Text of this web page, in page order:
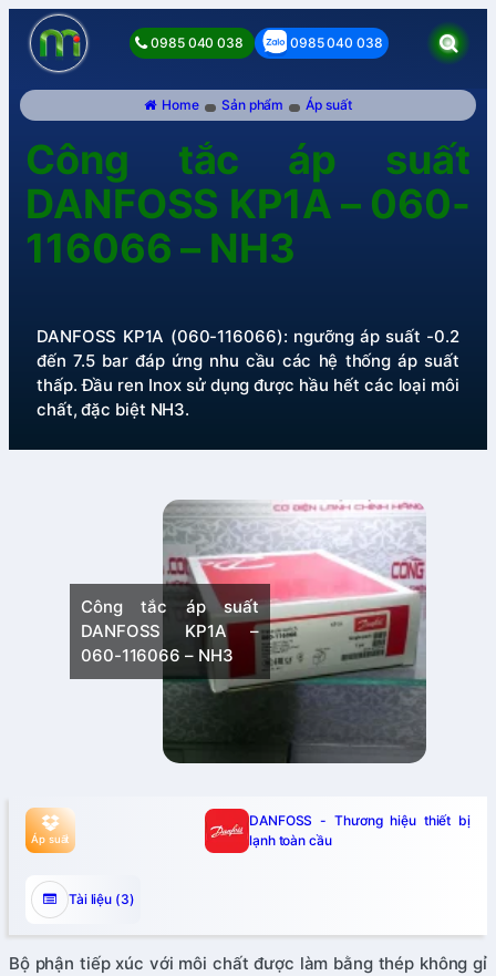
0985 040 038 0985 040 038
Home Sản phẩm Áp suất
Công tắc áp suất
DANFOSS KP1A – 060-
116066 – NH3
DANFOSS KP1A (060-116066): ngưỡng áp suất -0.2
đến 7.5 bar đáp ứng nhu cầu các hệ thống áp suất
thấp. Đầu ren Inox sử dụng được hầu hết các loại môi
chất, đặc biệt NH3.
tắc áp suất
KP1A –
116066 – NH3
Phụ kiện relay áp suất
Danfoss KP1A 060-
Áp suất
DANFOSS - Thương hiệu thiết bị
lạnh toàn cầu
Tài liệu (3)
Bộ phận tiếp xúc với môi chất được làm bằng thép không gỉ